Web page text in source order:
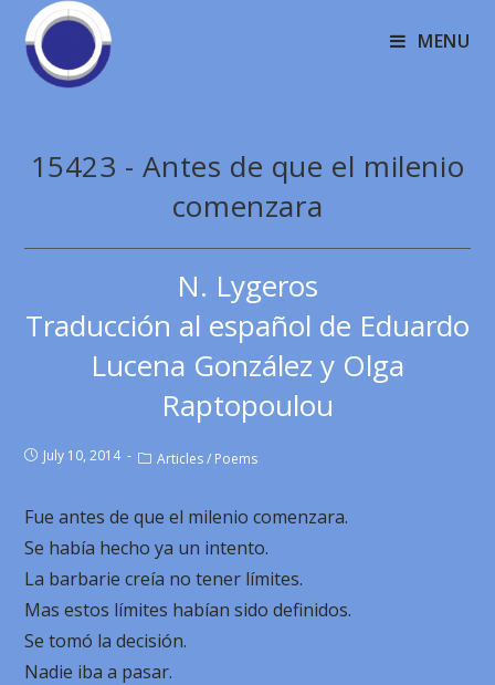
MENU
15423 - Antes de que el milenio
comenzara
N. Lygeros
Traducción al español de Eduardo
Lucena González y Olga
Raptopoulou
July 10, 2014 Articles / Poems
Fue antes de que el milenio comenzara.
Se había hecho ya un intento.
La barbarie creía no tener límites.
Mas estos límites habían sido definidos.
Se tomó la decisión.
Nadie iba a pasar.